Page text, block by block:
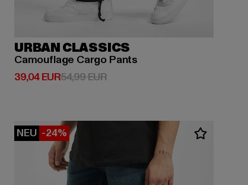
URBAN CLASSICS
Camouflage Cargo Pants
39,04 EUR
Derzeitiger Preis: 39,04 EUR
54,99 EURAktionspreis: 54,99 EUR
NEU -24%